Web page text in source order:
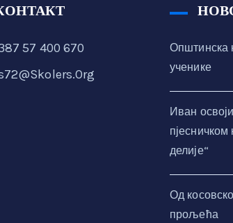
57 400 670
Општинска
ученике
Иван
пјесничком
делије“
Од
прољећа